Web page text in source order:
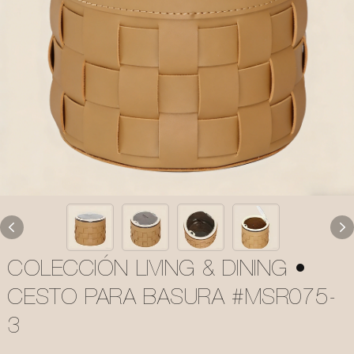
COLECCIÓN LIVING & DINING •
CESTO PARA BASURA #MSR075-
3